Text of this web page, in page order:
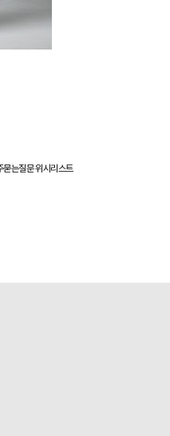
묻는질문위시리스트